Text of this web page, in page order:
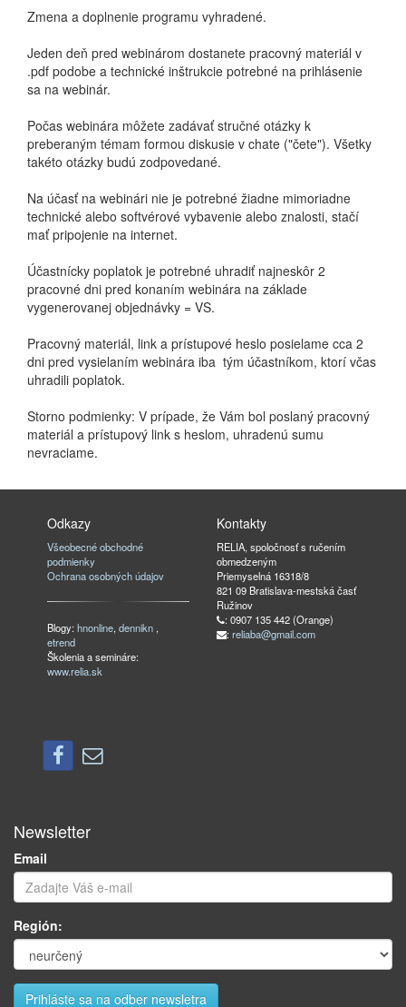
Zmena a doplnenie programu vyhradené.
Jeden deň pred webinárom dostanete pracovný materiál v
.pdf podobe a technické inštrukcie potrebné na prihlásenie
sa na webinár.
Počas webinára môžete zadávať stručné otázky k
preberaným témam formou diskusie v chate ("čete"). Všetky
takéto otázky budú zodpovedané.
Na účasť na webinári nie je potrebné žiadne mimoriadne
technické alebo softvérové vybavenie alebo znalosti, stačí
mať pripojenie na internet.
Účastnícky poplatok je potrebné uhradiť najneskôr 2
pracovné dni pred konaním webinára na základe
vygenerovanej objednávky = VS.
Pracovný materiál, link a prístupové heslo posielame cca 2
dni pred vysielaním webinára iba tým účastníkom, ktorí včas
uhradili poplatok.
Storno podmienky: V prípade, že Vám bol poslaný pracovný
materiál a prístupový link s heslom, uhradenú sumu
nevraciame.
Odkazy
Všeobecné obchodné
podmienky
Ochrana osobných údajov
Blogy:hnonline,dennikn ,
etrend
Školenia a semináre:
www.relia.sk
Kontakty
RELIA, spoločnosť s ručením
obmedzeným
Priemyselná 16318/8
821 09 Bratislava-mestská časť
Ružinov
: 0907 135 442 (Orange)
: reliaba@gmail.com
Newsletter
Email
Región: